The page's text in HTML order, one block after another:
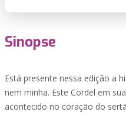
Sinopse
Está presente nessa edição a
nem minha. Este Cordel em
acontecido no coração do